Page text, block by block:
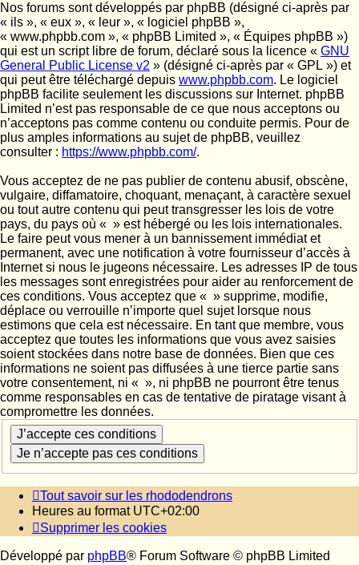
Nos forums sont développés par phpBB (désigné ci-après par
« ils », « eux », « leur », « logiciel phpBB »,
« www.phpbb.com », « phpBB Limited », « Équipes phpBB »)
qui est un script libre de forum, déclaré sous la licence « GNU
General Public License v2 » (désigné ci-après par « GPL ») et
qui peut être téléchargé depuis www.phpbb.com. Le logiciel
phpBB facilite seulement les discussions sur Internet. phpBB
Limited n’est pas responsable de ce que nous acceptons ou
n’acceptons pas comme contenu ou conduite permis. Pour de
plus amples informations au sujet de phpBB, veuillez
consulter : https://www.phpbb.com/.
Vous acceptez de ne pas publier de contenu abusif, obscène,
vulgaire, diffamatoire, choquant, menaçant, à caractère sexuel
ou tout autre contenu qui peut transgresser les lois de votre
pays, du pays où « » est hébergé ou les lois internationales.
Le faire peut vous mener à un bannissement immédiat et
permanent, avec une notification à votre fournisseur d’accès à
Internet si nous le jugeons nécessaire. Les adresses IP de tous
les messages sont enregistrées pour aider au renforcement de
ces conditions. Vous acceptez que « » supprime, modifie,
déplace ou verrouille n’importe quel sujet lorsque nous
estimons que cela est nécessaire. En tant que membre, vous
acceptez que toutes les informations que vous avez saisies
soient stockées dans notre base de données. Bien que ces
informations ne soient pas diffusées à une tierce partie sans
votre consentement, ni « », ni phpBB ne pourront être tenus
comme responsables en cas de tentative de piratage visant à
compromettre les données.
Tout savoir sur les rhododendrons
Heures au format UTC+02:00
Supprimer les cookies
Développé par phpBB® Forum Software © phpBB Limited